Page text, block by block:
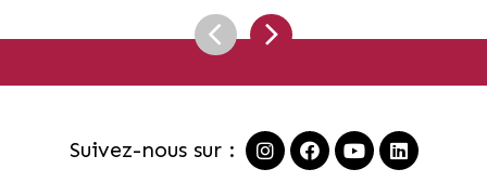
Suivez-nous sur :